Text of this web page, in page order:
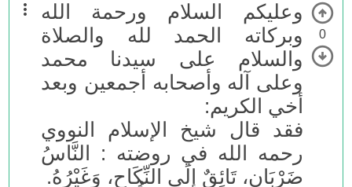
0
وعليكم السلام ورحمة الله
وبركاته الحمد لله والصلاة
والسلام على سيدنا محمد
وعلى آله وأصحابه أجمعين وبعد
أخي الكريم:
فقد قال شيخ الإسلام النووي
رحمه الله في روضته : النَّاسُ
ضَرْبَانِ، تَائِقٌ إِلَى النِّكَاحِ، وَغَيْرُهُ.